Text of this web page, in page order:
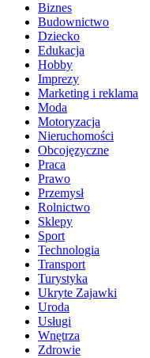
Biznes
Budownictwo
Dziecko
Edukacja
Hobby
Imprezy
Marketing i reklama
Moda
Motoryzacja
Nieruchomości
Obcojęzyczne
Praca
Prawo
Przemysł
Rolnictwo
Sklepy
Sport
Technologia
Transport
Turystyka
Ukryte Zajawki
Uroda
Usługi
Wnętrza
Zdrowie